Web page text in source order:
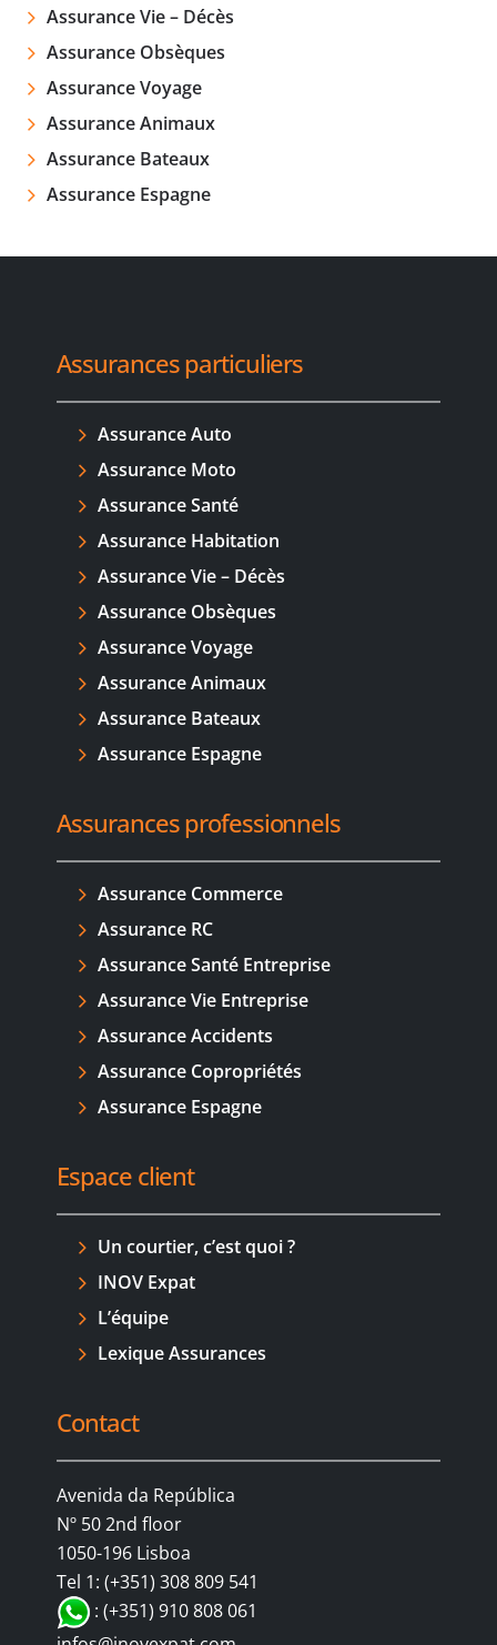
Assurance Vie – Décès
Assurance Obsèques
Assurance Voyage
Assurance Animaux
Assurance Bateaux
Assurance Espagne
Assurances particuliers
Assurance Auto
Assurance Moto
Assurance Santé
Assurance Habitation
Assurance Vie – Décès
Assurance Obsèques
Assurance Voyage
Assurance Animaux
Assurance Bateaux
Assurance Espagne
Assurances professionnels
Assurance Commerce
Assurance RC
Assurance Santé Entreprise
Assurance Vie Entreprise
Assurance Accidents
Assurance Copropriétés
Assurance Espagne
Espace client
Un courtier, c’est quoi ?
INOV Expat
L’équipe
Lexique Assurances
Contact
Avenida da República
Nº 50 2nd floor
1050-196 Lisboa
Tel 1: (+351) 308 809 541
: (+351) 910 808 061